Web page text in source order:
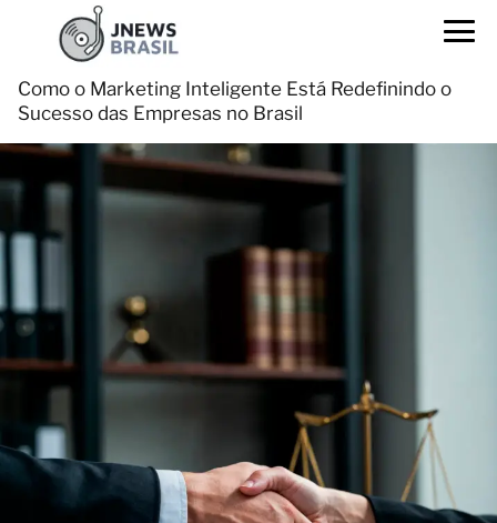
Como o Marketing Inteligente Está Redefinindo o
Sucesso das Empresas no Brasil